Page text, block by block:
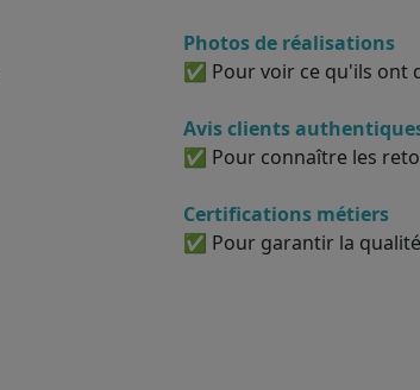
Photos de réalisations
✅ Pour voir ce qu'ils ont
Avis clients
✅ Pour connaître les
Certifications métiers
✅ Pour garantir la